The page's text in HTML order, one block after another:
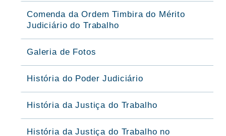
Comenda da Ordem Timbira do Mérito
Judiciário do Trabalho
Galeria de Fotos
História do Poder Judiciário
História da Justiça do Trabalho
História da Justiça do Trabalho no